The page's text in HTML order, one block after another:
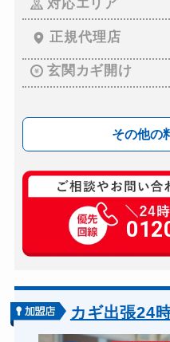
対応エリア
正規代理店
玄関カギ開け
その他の
玄関カギ複製
玄関カギ修理
玄関カギ交換
バイクカギ開け
バイクカギ作成
カギ出張24